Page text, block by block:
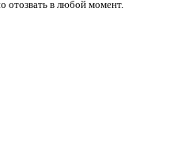
отозвать в любой момент.